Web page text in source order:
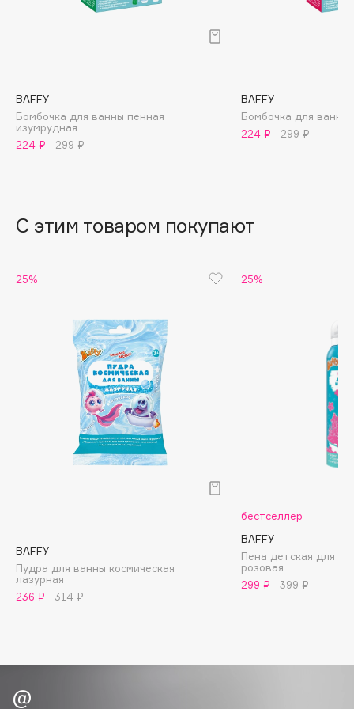
Banderas
Basicare
Beautyblades
НОВИНКА
Boadicea The Victorious
Brunello Cucinelli
Bvlgari
by TERRY
BAFFY
Бомбочка для ванны пенная
изумрудная
224 ₽
299 ₽
BAFFY
Бомбочка для ванны
224 ₽
299 ₽
С этим товаром покупают
25%
BAFFY
Пудра для ванны космическая
лазурная
236 ₽
314 ₽
25%
бестселлер
BAFFY
Пена детская для
розовая
299 ₽
399 ₽